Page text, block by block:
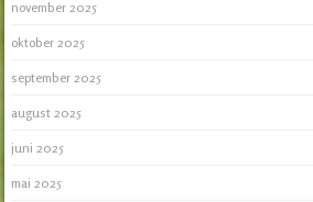
november 2025
oktober 2025
september 2025
august 2025
juni 2025
mai 2025